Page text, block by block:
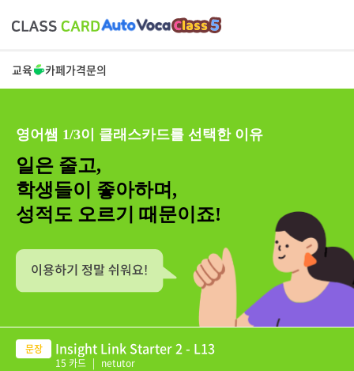
교육 카페가격문의
영어쌤 1/3이 클래스카드를 선택한 이유
일은 줄고,
학생들이 좋아하며,
성적도 오르기 때문이죠!
Insight Link Starter 2 - L13
15 카드 | netutor